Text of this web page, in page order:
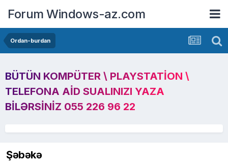
Forum Windows-az.com
Ordan-burdan
BÜTÜN KOMPÜTER \ PLAYSTATION \
TELEFONA AID SUALINIZI YAZA
BILƏRSINIZ 055 226 96 22
Şəbəkə